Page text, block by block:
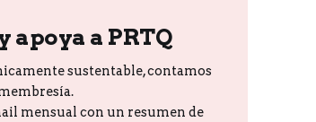
a PRTQ
sustentable, contamos
mensual con un resumen de